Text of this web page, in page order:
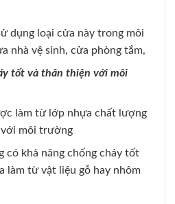
dụng loại cửa này trong môi
nhà vệ sinh, cửa phòng tắm,
tốt và thân thiện với môi
làm từ lớp nhựa chất lượng
môi trường
có khả năng chống cháy tốt
làm từ vật liệu gỗ hay nhôm